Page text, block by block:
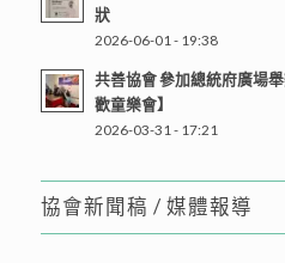
狀
2026-06-01 - 19:38
共善協會 參加總統府廣場
歡童樂會】
2026-03-31 - 17:21
協會新聞稿 / 媒體報導